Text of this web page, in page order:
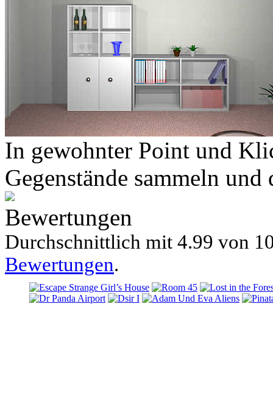
In gewohnter Point und
Gegenstände sammeln
Bewertungen
Durchschnittlich mit 4.99 von
Bewertungen.